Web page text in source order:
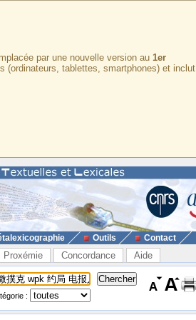
par une nouvelle version au 1er
(ordinateurs, tablettes, smartphones) et inclut
Outils Contact
Proxémie Concordance Aide
: